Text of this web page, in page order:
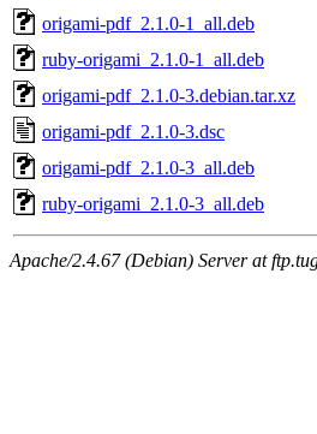
origami-pdf_2.1.0-1_all.deb
ruby-origami_2.1.0-1_all.deb
origami-pdf_2.1.0-3.debian.tar.xz
origami-pdf_2.1.0-3.dsc
origami-pdf_2.1.0-3_all.deb
ruby-origami_2.1.0-3_all.deb
Apache/2.4.67 (Debian) Server at